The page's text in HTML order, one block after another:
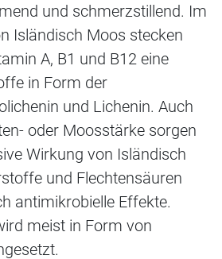
und schmerzstillend. Im
Isländisch Moos stecken
A, B1 und B12 eine
in Form der
und Lichenin. Auch
oder Moosstärke sorgen
Wirkung von Isländisch
und Flechtensäuren
antimikrobielle Effekte.
meist in Form von